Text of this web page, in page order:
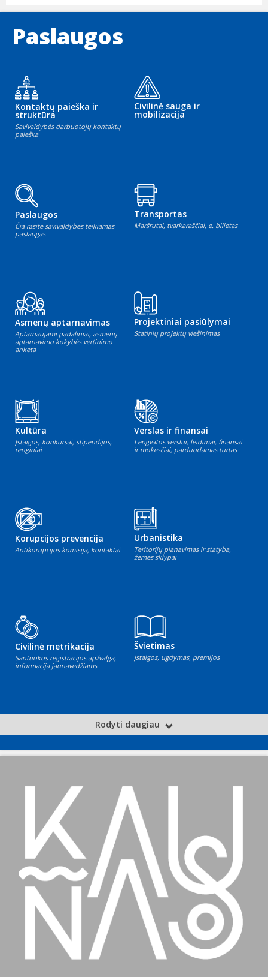
Paslaugos
Kontaktų paieška ir
struktūra
Savivaldybės darbuotojų kontaktų
paieška
Civilinė sauga ir
mobilizacija
Paslaugos
Čia rasite savivaldybės teikiamas
paslaugas
Transportas
Maršrutai, tvarkaraščiai, e. bilietas
Asmenų aptarnavimas
Aptarnaujami padaliniai, asmenų
aptarnavimo kokybės vertinimo
anketa
Projektiniai pasiūlymai
Statinių projektų viešinimas
Kultūra
Įstaigos, konkursai, stipendijos,
renginiai
Verslas ir finansai
Lengvatos verslui, leidimai, finansai
ir mokesčiai, parduodamas turtas
Korupcijos prevencija
Antikorupcijos komisija, kontaktai
Urbanistika
Teritorijų planavimas ir statyba,
žemės sklypai
Civilinė metrikacija
Santuokos registracijos apžvalga,
informacija jaunavedžiams
Švietimas
Įstaigos, ugdymas, premijos
Rodyti daugiau